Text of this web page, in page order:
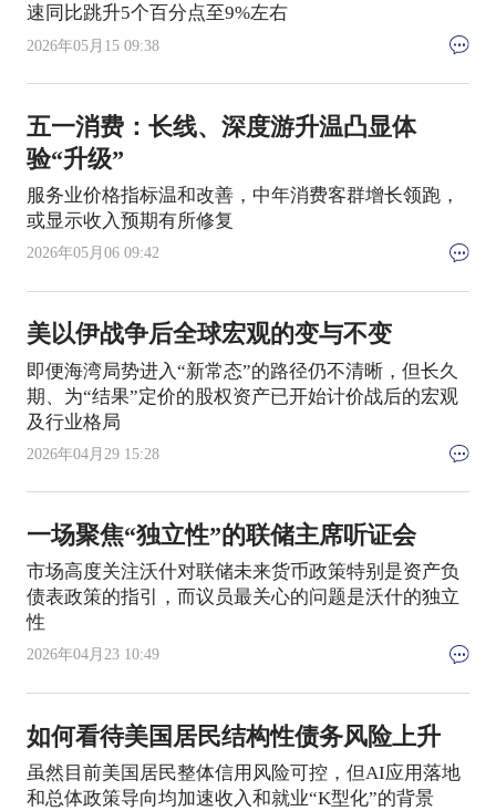
速同比跳升5个百分点至9%左右
2026年05月15 09:38
五一消费：长线、深度游升温凸显体
验“升级”
服务业价格指标温和改善，中年消费客群增长领跑，
或显示收入预期有所修复
2026年05月06 09:42
美以伊战争后全球宏观的变与不变
即便海湾局势进入“新常态”的路径仍不清晰，但长久
期、为“结果”定价的股权资产已开始计价战后的宏观
及行业格局
2026年04月29 15:28
一场聚焦“独立性”的联储主席听证会
市场高度关注沃什对联储未来货币政策特别是资产负
债表政策的指引，而议员最关心的问题是沃什的独立
性
2026年04月23 10:49
如何看待美国居民结构性债务风险上升
虽然目前美国居民整体信用风险可控，但AI应用落地
和总体政策导向均加速收入和就业“K型化”的背景